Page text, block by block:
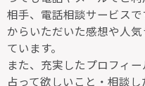
相手、電話相談サービス
からいただいた感想や人
ています。
また、充実したプロフィ
占って欲しいこと・相談